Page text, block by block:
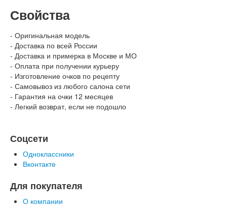
Свойства
- Оригинальная модель
- Доставка по всей России
- Доставка и примерка в Москве и МО
- Оплата при получении курьеру
- Изготовление очков по рецепту
- Самовывоз из любого салона сети
- Гарантия на очки 12 месяцев
- Легкий возврат, если не подошло
Соцсети
Одноклассники
Вконтакте
Для покупателя
О компании